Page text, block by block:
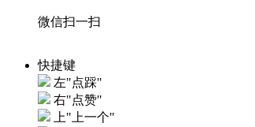
微信扫一扫
快捷键
左"点踩"
右"点赞"
上"上一个"